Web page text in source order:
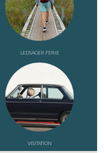
LEDSAGER FERIE
VISITATION